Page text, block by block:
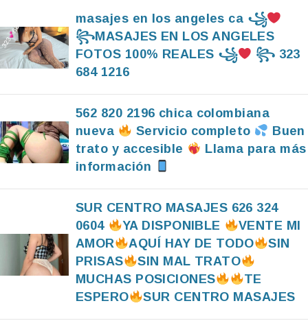
masajes en los angeles ca ꧁
꧂MASAJES EN LOS ANGELES
FOTOS 100% REALES ꧁
꧂ 323
684 1216
562 820 2196 chica colombiana
nueva
Servicio completo
Buen
trato y accesible
Llama para más
información
SUR CENTRO MASAJES 626 324
0604
YA DISPONIBLE
VENTE MI
AMOR
AQUÍ HAY DE TODO
SIN
PRISAS
SIN MAL TRATO
MUCHAS POSICIONES
TE
ESPERO
SUR CENTRO MASAJES